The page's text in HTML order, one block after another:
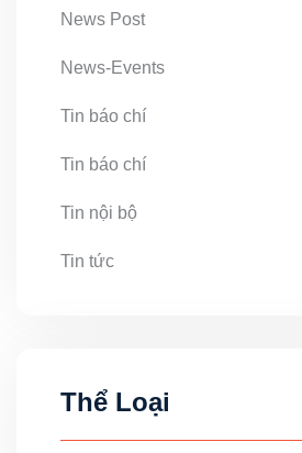
News Post
News-Events
Tin báo chí
Tin báo chí
Tin nội bộ
Tin tức
Thể Loại